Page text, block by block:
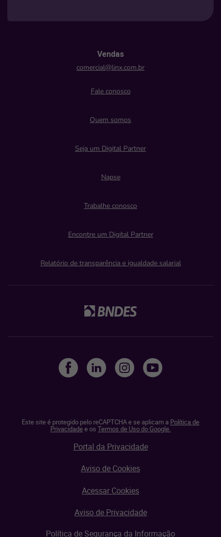
Vendas
comercial@linx.com.br
Fale conosco
Quem somos
Seja um Digital Partner
Napse
Trabalhe conosco
Encontre um Digital Partner
Relatório de transparência e igualdade salarial
Este site é protegido pelo reCAPTCHA e se aplicam a Política de
Privacidadee os Termos de Uso do Google.
Portal da Privacidade
Aviso de Cookies
Acessar Cookies
Aviso de Privacidade
Política de Segurança da Informação